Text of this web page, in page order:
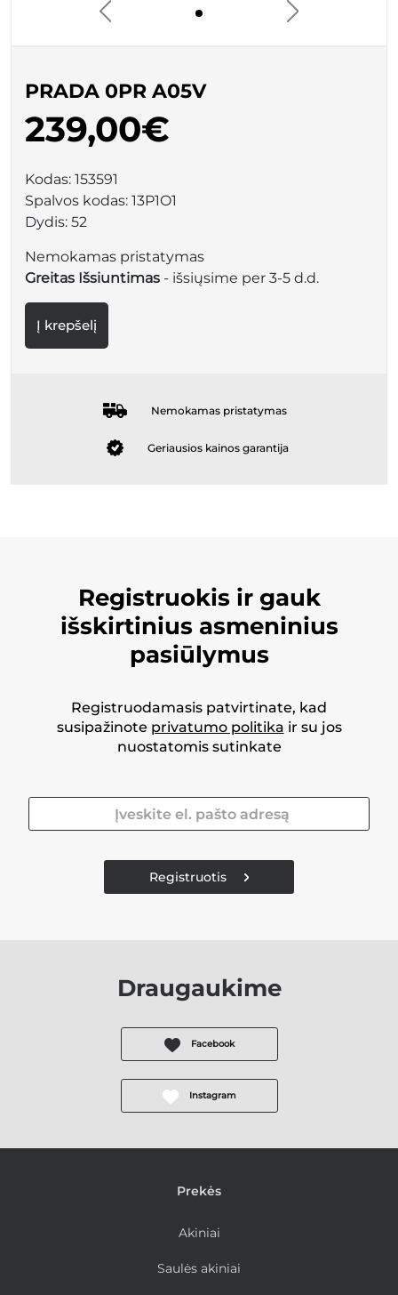
PRADA 0PR A05V
239,00€
Kodas: 153591
Spalvos kodas: 13P1O1
Dydis: 52
Nemokamas pristatymas
Greitas Išsiuntimas - išsiųsime per 3-5 d.d.
Į krepšelį
Nemokamas pristatymas
Geriausios kainos garantija
Registruokis ir gauk
išskirtinius asmeninius
pasiūlymus
Registruodamasis patvirtinate, kad
susipažinote privatumo politika ir su jos
nuostatomis sutinkate
Registruotis
Draugaukime
Facebook
Instagram
Prekės
Akiniai
Saulės akiniai